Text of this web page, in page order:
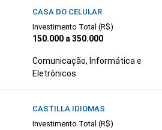
CASA DO CELULAR
Investimento Total (R$)
150.000 a 350.000
Comunicação, Informática e
Eletrônicos
CASTILLA IDIOMAS
Investimento Total (R$)